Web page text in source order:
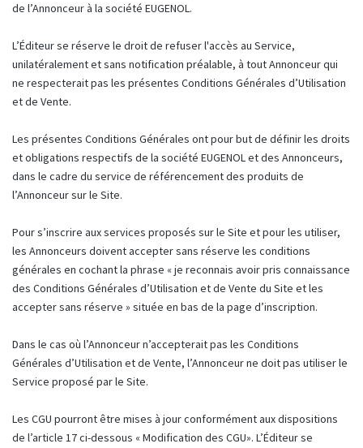
de l’Annonceur à la société EUGENOL.
L’Éditeur se réserve le droit de refuser l'accès au Service,
unilatéralement et sans notification préalable, à tout Annonceur qui
ne respecterait pas les présentes Conditions Générales d’Utilisation
et de Vente.
Les présentes Conditions Générales ont pour but de définir les droits
et obligations respectifs de la société EUGENOL et des Annonceurs,
dans le cadre du service de référencement des produits de
l’Annonceur sur le Site.
Pour s’inscrire aux services proposés sur le Site et pour les utiliser,
les Annonceurs doivent accepter sans réserve les conditions
générales en cochant la phrase « je reconnais avoir pris connaissance
des Conditions Générales d’Utilisation et de Vente du Site et les
accepter sans réserve » située en bas de la page d’inscription.
Dans le cas où l’Annonceur n’accepterait pas les Conditions
Générales d’Utilisation et de Vente, l’Annonceur ne doit pas utiliser le
Service proposé par le Site.
Les CGU pourront être mises à jour conformément aux dispositions
de l’article 17 ci-dessous « Modification des CGU». L’Éditeur se